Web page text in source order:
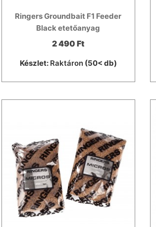
Ringers Groundbait F1 Feeder
Black etetőanyag
2 490 Ft
Készlet: Raktáron(50< db)